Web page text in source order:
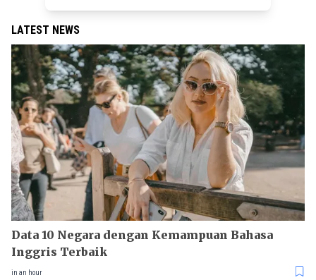
LATEST NEWS
Data 10 Negara dengan Kemampuan Bahasa
Inggris Terbaik
in an hour